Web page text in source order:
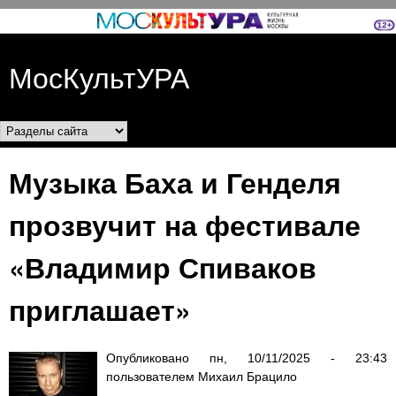
Перейти к основному
МосКультУРА
Разделы сайта
Музыка Баха и Генделя
прозвучит на фестивале
«Владимир Спиваков
приглашает»
Опубликовано пн, 10/11/2025 - 23:43
пользователем Михаил Брацило